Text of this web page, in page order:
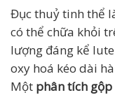
Đục thuỷ tinh thể
có thể chữa khỏi
lượng đáng kể
oxy hoá kéo dài
Một phân tích gộp